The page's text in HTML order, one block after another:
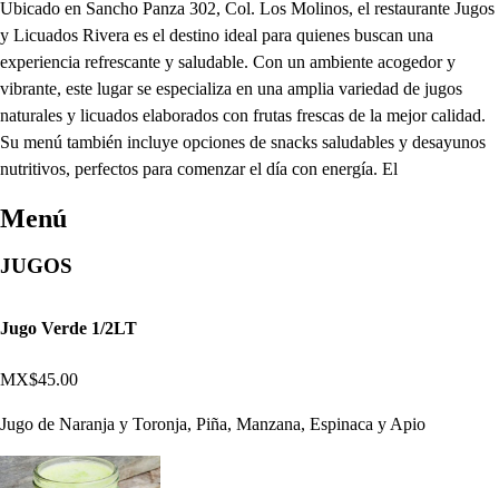
Ubicado en Sancho Panza 302, Col. Los Molinos, el restaurante Jugos
y Licuados Rivera es el destino ideal para quienes buscan una
experiencia refrescante y saludable. Con un ambiente acogedor y
vibrante, este lugar se especializa en una amplia variedad de jugos
naturales y licuados elaborados con frutas frescas de la mejor calidad.
Su menú también incluye opciones de snacks saludables y desayunos
nutritivos, perfectos para comenzar el día con energía. El
Menú
JUGOS
Jugo Verde 1/2LT
MX$45.00
Jugo de Naranja y Toronja, Piña, Manzana, Espinaca y Apio